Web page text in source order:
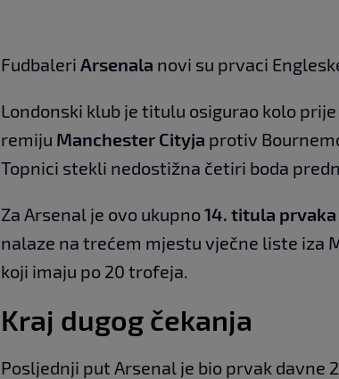
Fudbaleri Arsenala novi su prvaci
Londonski klub je titulu osigurao kolo
remiju Manchester Cityja protiv
Topnici stekli nedostižna četiri boda
Za Arsenal je ovo ukupno14. titula prvaka
nalaze na trećem mjestu vječne liste iza
koji imaju po 20 trofeja.
Kraj dugog čekanja
Posljednji put Arsenal je bio prvak davne